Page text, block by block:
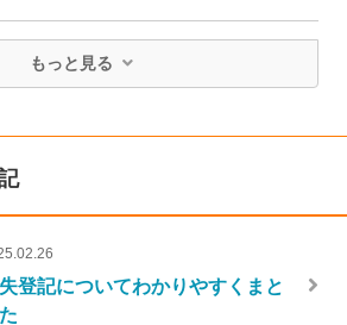
もっと見る
登記についてわかりやすくまと